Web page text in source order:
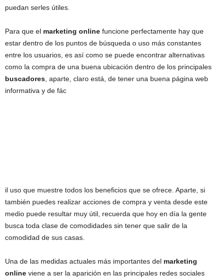
puedan serles útiles.
Para que el marketing online funcione perfectamente hay que
estar dentro de los puntos de búsqueda o uso más constantes
entre los usuarios, es así como se puede encontrar alternativas
como la compra de una buena ubicación dentro de los principales
buscadores , aparte, claro está, de tener una buena página web
informativa y de fác
il uso que muestre todos los beneficios que se ofrece. Aparte, si
también puedes realizar acciones de compra y venta desde este
medio puede resultar muy útil, recuerda que hoy en día la gente
busca toda clase de comodidades sin tener que salir de la
comodidad de sus casas.
Una de las medidas actuales más importantes del marketing
online viene a ser la aparición en las principales redes sociales